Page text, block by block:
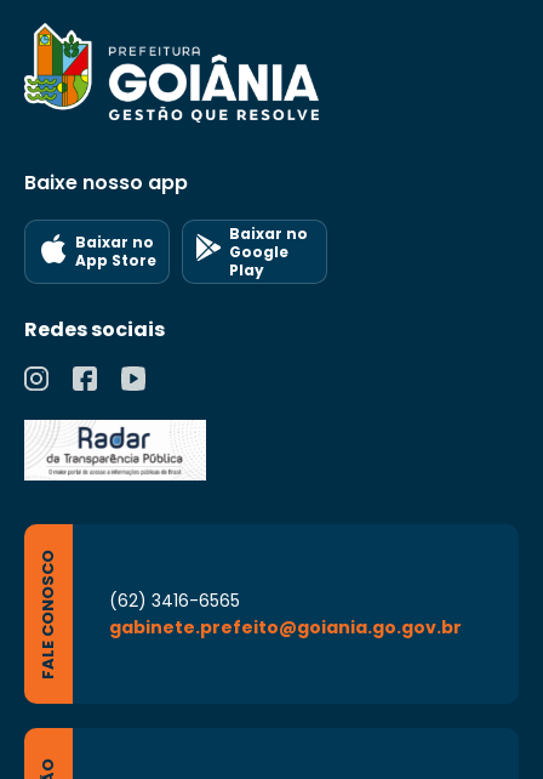
Baixe nosso app
Baixar no
App Store
Baixar no
Google
Play
Redes sociais
FALE CONOSCO
(62) 3416-6565
gabinete.prefeito@goiania.go.gov.br